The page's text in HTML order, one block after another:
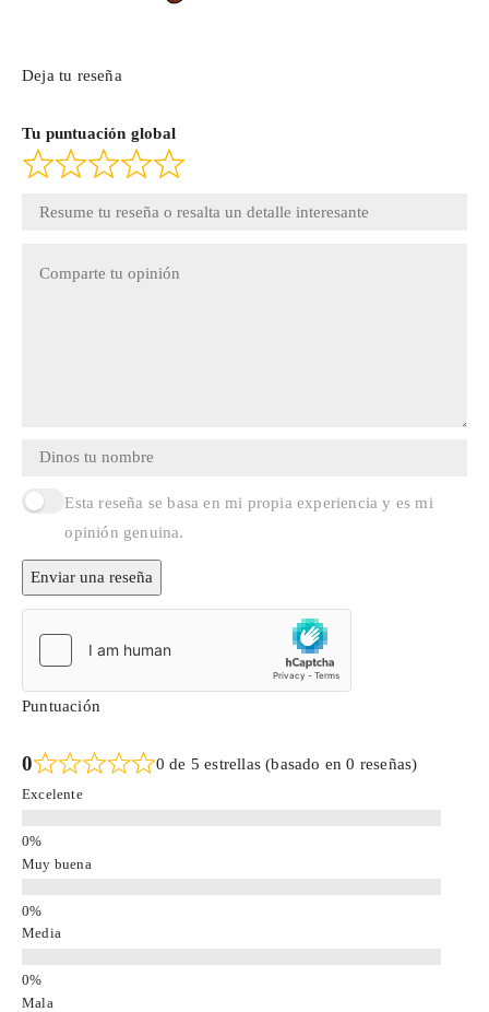
Deja tu reseña
Tu puntuación global
Esta reseña se basa en mi propia experiencia y es mi
opinión genuina.
Enviar una reseña
Puntuación
0 0 de 5 estrellas (basado en 0 reseñas)
Excelente
Muy buena
Media
Mala